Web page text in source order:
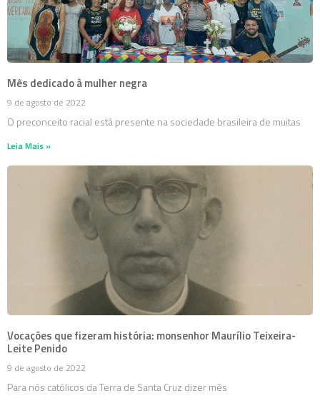
Mês dedicado à mulher negra
9 de agosto de 2022
O preconceito racial está presente na sociedade brasileira de muitas
Leia Mais »
Vocações que fizeram história: monsenhor Maurílio Teixeira-
Leite Penido
9 de agosto de 2022
Para nós católicos da Terra de Santa Cruz dizer mês